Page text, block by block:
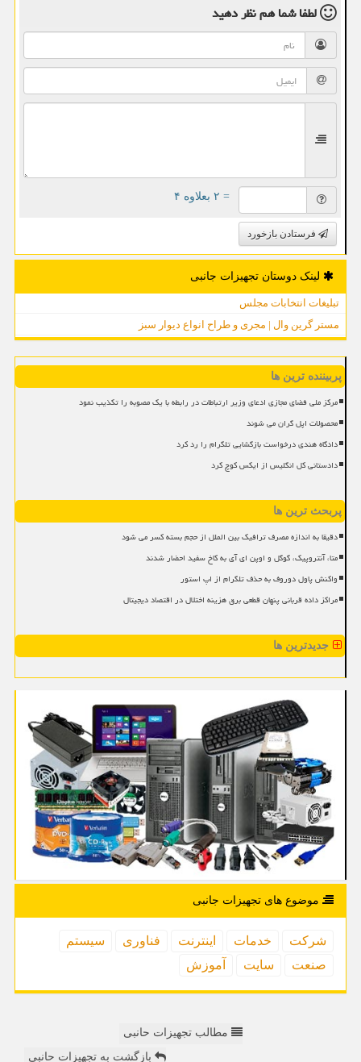
لطفا شما همنظر دهید
= ۲ بعلاوه ۴
فرستادن بازخورد
لینک دوستان تجهیزات جانبی
تبلیغات انتخابات مجلس
مستر گرین وال | مجری و طراح انواع دیوار سبز
پربیننده ترین ها
مرکز ملی فضای مجازی ادعای وزیر ارتباطات در رابطه با یک مصوبه را تکذیب نمود
محصولات اپل گران می شوند
دادگاه هندی درخواست بازگشایی تلگرام را رد کرد
دادستانی کل انگلیس از ایکس کوچ کرد
پربحث ترین ها
دقیقا به اندازه مصرف ترافیک بین الملل از حجم بسته کسر می شود
متا، آنتروپیک، گوگل و اوپن ای آی به کاخ سفید احضار شدند
واکنش پاول دوروف به حذف تلگرام از اپ استور
مراکز داده قربانی پنهان قطعی برق هزینه اختلال در اقتصاد دیجیتال
جدیدترین ها
موضوع های تجهیزات جانبی
شركت خدمات اینترنت فناوری
سیستم
صنعت
سایت آموزش
مطالب تجهیزات حانبی
بازگشت به تجهیزات حانبی